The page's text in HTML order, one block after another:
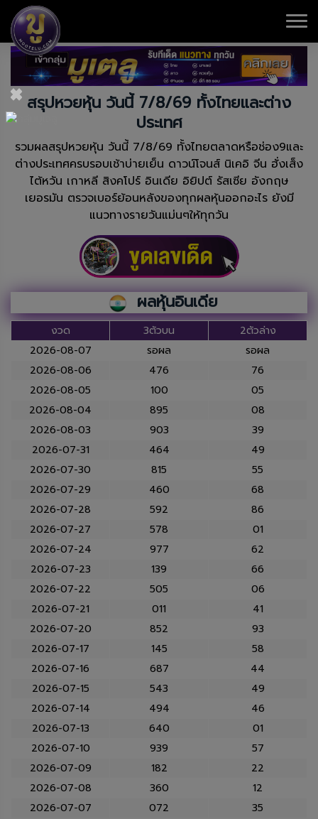
สรุปหวยหุ้น วันนี้ 7/8/69 ทั้งไทยและต่าง
ประเทศ
รวมผลสรุปหวยหุ้น วันนี้ 7/8/69 ทั้งไทยตลาดหรือช่อง9และ
ต่างประเทศครบรอบเช้าบ่ายเย็น ดาวน์โจนส์ นิเคอิ จีน ฮั่งเส็ง
ไต้หวัน เกาหลี สิงคโปร์ อินเดีย อิยิปต์ รัสเซีย อังกฤษ
เยอรมัน ตรวจเบอร์ย้อนหลังของทุกผลหุ้นออกอะไร ยังมี
แนวทางรายวันแม่นๆให้ทุกวัน
ผลหุ้นอินเดีย
งวด 3ตัวบน
2ตัวล่าง
2026-08-07
รอผล
รอผล
2026-08-06
476
76
2026-08-05
100
05
2026-08-04
895
08
2026-08-03
903
39
2026-07-31
464
49
2026-07-30
815
55
2026-07-29
460
68
2026-07-28
592
86
2026-07-27
578
01
2026-07-24
977
62
2026-07-23
139
66
2026-07-22
505
06
2026-07-21
011
41
2026-07-20
852
93
2026-07-17
145
58
2026-07-16
687
44
2026-07-15
543
49
2026-07-14
494
46
2026-07-13
640
01
2026-07-10
939
57
2026-07-09
182
22
2026-07-08
360
12
2026-07-07
072
35
×